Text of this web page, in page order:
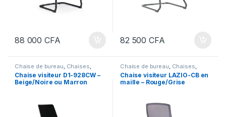
88 000CFA 82 500CFA
Chaise de bureau Chaises
Meubles Meubles et Décoration
Mobilier de bureau
Chaise visiteur D1-928CW –
Beige/Noire ou Marron
Chaise de bureau Chaises
Meubles Meubles et Décoration
Mobilier de bureau
Chaise visiteur LAZIO-CB en
maille – Rouge/Grise